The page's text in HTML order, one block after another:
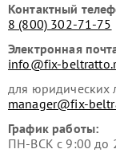
Контактный
8 (800) 302-71-75
Электронная
info@fix-
для юридических
manager@fix-
График работы:
ПН-ВСК с 9:00 до